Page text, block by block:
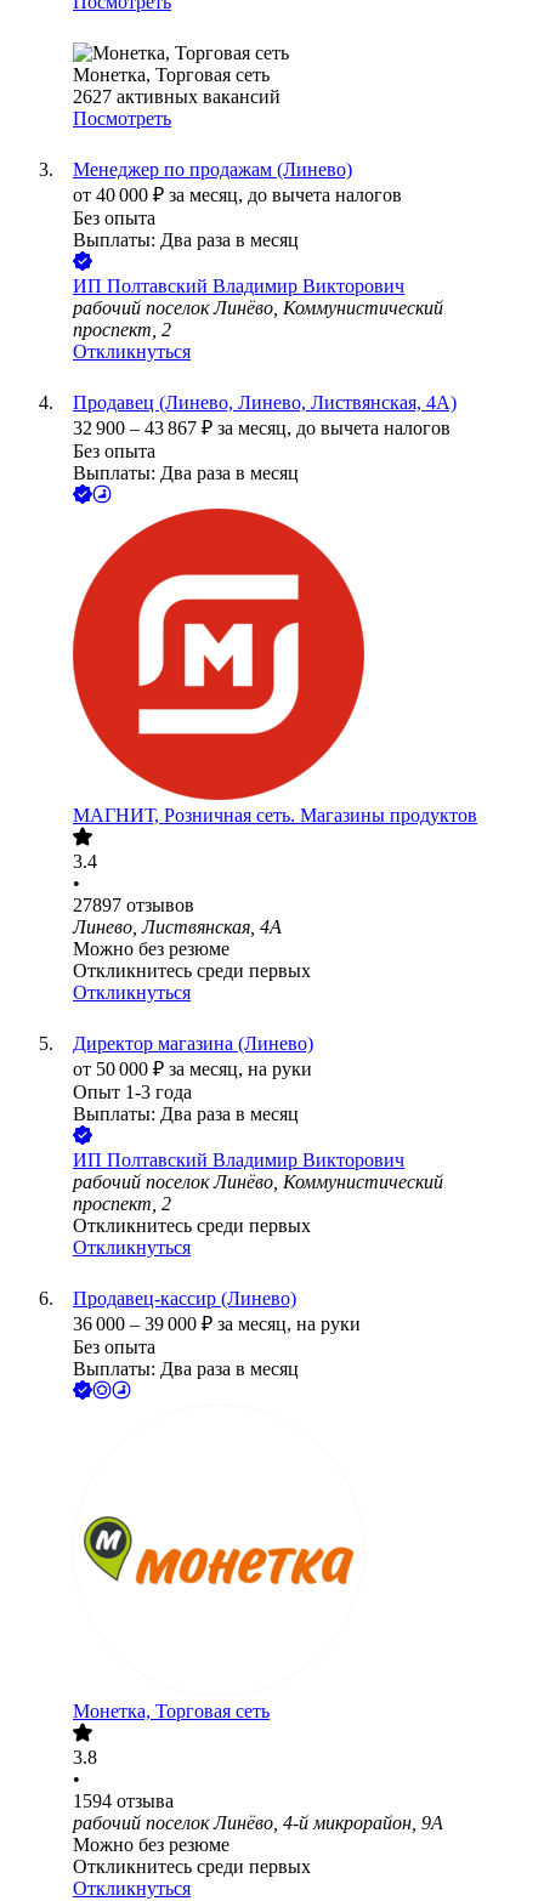
Монетка, Торговая сеть
2627 активных вакансий
Посмотреть
Менеджер по продажам (Линево)
от 40 000 ₽ за месяц, до вычета налогов
Без опыта
Выплаты: Два раза в месяц
ИП Полтавский Владимир Викторович
рабочий поселок Линёво, Коммунистический
проспект, 2
Откликнуться
Продавец (Линево, Линево, Листвянская, 4А)
32 900 – 43 867 ₽ за месяц, до вычета налогов
Без опыта
Выплаты: Два раза в месяц
МАГНИТ, Розничная сеть. Магазины продуктов
3.4
•
27897 отзывов
Линево, Листвянская, 4А
Можно без резюме
Откликнитесь среди первых
Откликнуться
Директор магазина (Линево)
от 50 000 ₽ за месяц, на руки
Опыт 1-3 года
Выплаты: Два раза в месяц
ИП Полтавский Владимир Викторович
рабочий поселок Линёво, Коммунистический
проспект, 2
Откликнитесь среди первых
Откликнуться
Продавец-кассир (Линево)
36 000 – 39 000 ₽ за месяц, на руки
Без опыта
Выплаты: Два раза в месяц
Монетка, Торговая сеть
3.8
•
1594 отзыва
рабочий поселок Линёво, 4-й микрорайон, 9А
Можно без резюме
Откликнитесь среди первых
Откликнуться